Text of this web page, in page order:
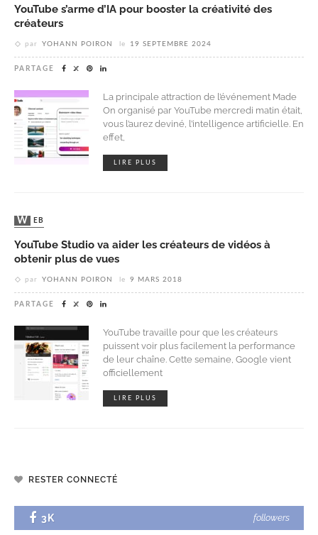
YouTube s’arme d’IA pour booster la créativité des
créateurs
par YOHANN POIRON le 19 SEPTEMBRE 2024
PARTAGE
La principale attraction de l’événement Made
On organisé par YouTube mercredi matin était,
vous l’aurez deviné, l’intelligence artificielle. En
effet,
LIRE PLUS
WEB
YouTube Studio va aider les créateurs de vidéos à
obtenir plus de vues
par YOHANN POIRON le 9 MARS 2018
PARTAGE
YouTube travaille pour que les créateurs
puissent voir plus facilement la performance
de leur chaîne. Cette semaine, Google vient
officiellement
LIRE PLUS
RESTER CONNECTÉ
3K followers